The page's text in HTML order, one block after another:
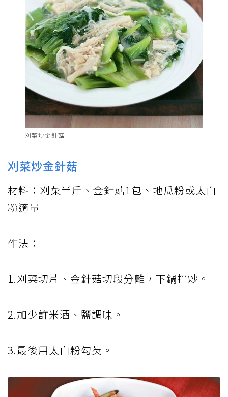
刈菜炒金針菇
刈菜炒金針菇
材料：刈菜半斤、金針菇1包、地瓜粉或太白
粉適量
作法：
1.刈菜切片、金針菇切段分離，下鍋拌炒。
2.加少許米酒、鹽調味。
3.最後用太白粉勾芡。